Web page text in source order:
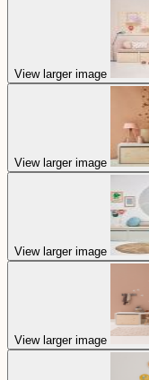
View larger image
View larger image
View larger image
View larger image